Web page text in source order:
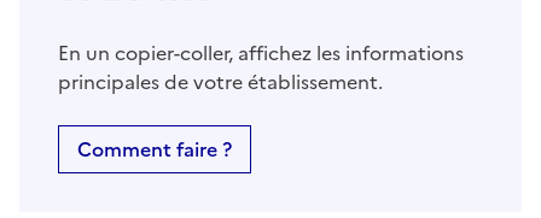
En un copier-coller, affichez les informations
principales de votre établissement.
Comment faire ?